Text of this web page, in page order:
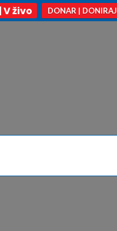
V živo DONAR | DONIRAJ